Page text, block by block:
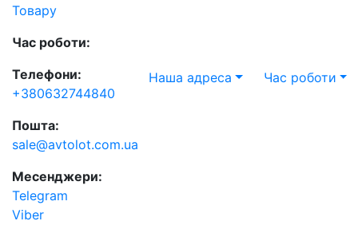
Товару
Час роботи:
Телефони:
+380632744840
Пошта:
sale@avtolot.com.ua
Месенджери:
Telegram
Viber
Наша адреса Час роботи